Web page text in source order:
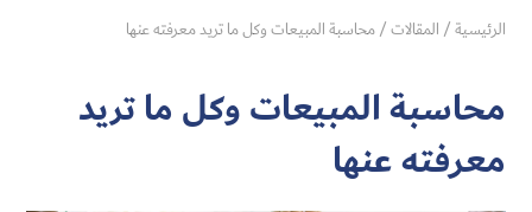
الرئيسية/ المقالات/محاسبة المبيعات وكل ما تريد معرفته عنها
محاسبة المبيعات وكل ما تريد
معرفته عنها